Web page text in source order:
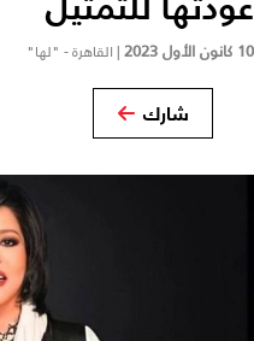
10 كانون الأول 2023 | القاهرة - "لها"
شارك